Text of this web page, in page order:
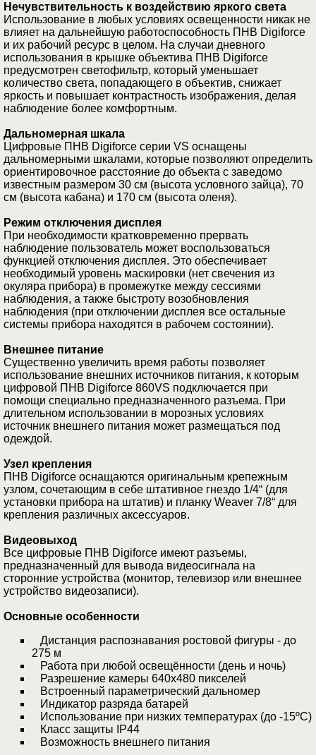
Нечувствительность к воздействию яркого света
Использование в любых условиях освещенности никак не
влияет на дальнейшую работоспособность ПНВ Digiforce
и их рабочий ресурс в целом. На случаи дневного
использования в крышке объектива ПНВ Digiforce
предусмотрен светофильтр, который уменьшает
количество света, попадающего в объектив, снижает
яркость и повышает контрастность изображения, делая
наблюдение более комфортным.
Дальномерная шкала
Цифровые ПНВ Digiforce серии VS оснащены
дальномерными шкалами, которые позволяют определить
ориентировочное расстояние до объекта с заведомо
известным размером 30 см (высота условного зайца), 70
см (высота кабана) и 170 см (высота оленя).
Режим отключения дисплея
При необходимости кратковременно прервать
наблюдение пользователь может воспользоваться
функцией отключения дисплея. Это обеспечивает
необходимый уровень маскировки (нет свечения из
окуляра прибора) в промежутке между сессиями
наблюдения, а также быстроту возобновления
наблюдения (при отключении дисплея все остальные
системы прибора находятся в рабочем состоянии).
Внешнее питание
Существенно увеличить время работы позволяет
использование внешних источников питания, к которым
цифровой ПНВ Digiforce 860VS подключается при
помощи специально предназначенного разъема. При
длительном использовании в морозных условиях
источник внешнего питания может размещаться под
одеждой.
Узел крепления
ПНВ Digiforce оснащаются оригинальным крепежным
узлом, сочетающим в себе штативное гнездо 1/4“ (для
установки прибора на штатив) и планку Weaver 7/8“ для
крепления различных аксессуаров.
Видеовыход
Все цифровые ПНВ Digiforce имеют разъемы,
предназначенный для вывода видеосигнала на
сторонние устройства (монитор, телевизор или внешнее
устройство видеозаписи).
Основные особенности
Дистанция распознавания ростовой фигуры - до
275 м
Работа при любой освещённости (день и ночь)
Разрешение камеры 640х480 пикселей
Встроенный параметрический дальномер
Индикатор разряда батарей
Использование при низких температурах (до -15ºС)
Класс защиты IP44
Возможность внешнего питания